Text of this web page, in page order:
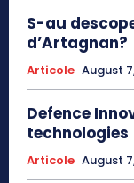
S-au
d’Artagnan?
Articole August
Defence
technologies
Articole August